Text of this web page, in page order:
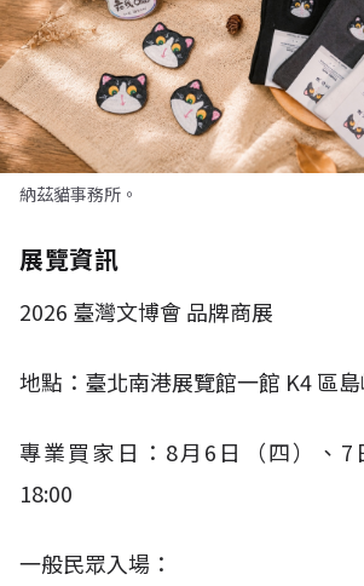
納茲貓事務所。
展覽資訊
2026 臺灣文博會 品牌商展
地點：臺北南港展覽館一館 K4區
專業買家日： 8月 6 日（四）、 7
18:00​
一般民眾入場：